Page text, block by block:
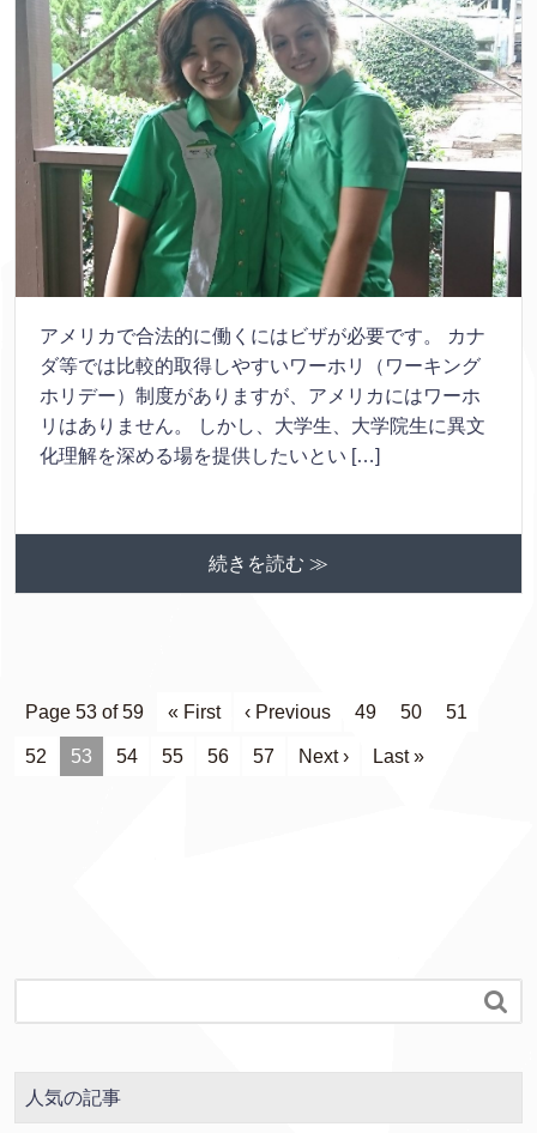
アメリカで合法的に働くにはビザが必要です。 カナ
ダ等では比較的取得しやすいワーホリ（ワーキング
ホリデー）制度がありますが、アメリカにはワーホ
リはありません。 しかし、大学生、大学院生に異文
化理解を深める場を提供したいとい […]
続きを読む ≫
Page 53 of 59 « First ‹ Previous 49 50 51
52 53 54 55 56 57 Next › Last »

人気の記事